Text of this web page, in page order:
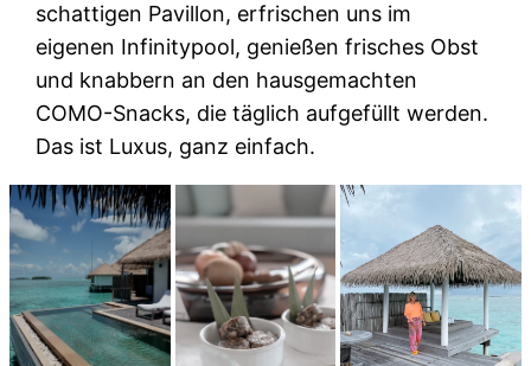
schattigen Pavillon, erfrischen uns im
eigenen Infinitypool, genießen frisches Obst
und knabbern an den hausgemachten
COMO-Snacks, die täglich aufgefüllt werden.
Das ist Luxus, ganz einfach.